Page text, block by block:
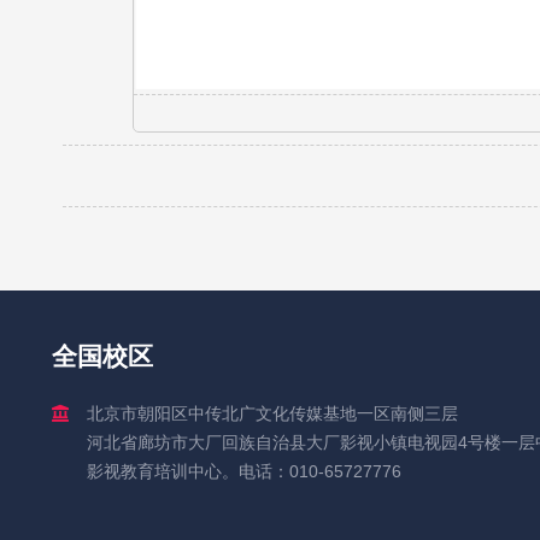
全国校区
北京市朝阳区中传北广文化传媒基地一区南侧三层
河北省廊坊市大厂回族自治县大厂影视小镇电视园4号楼一层
影视教育培训中心。电话：010-65727776